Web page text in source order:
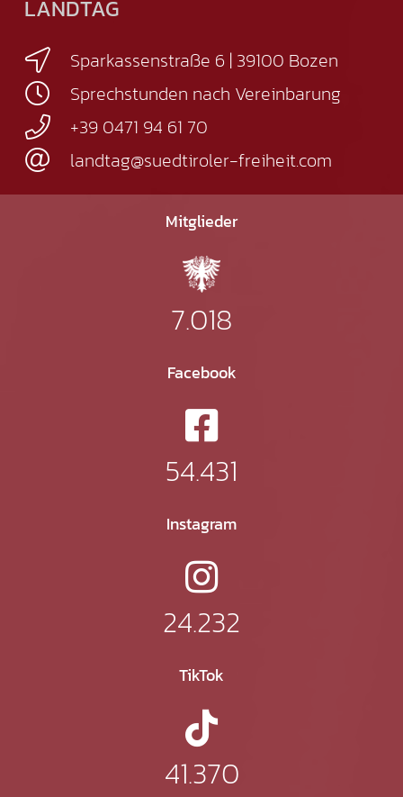
LANDTAG
Sparkassenstraße 6 | 39100 Bozen
Sprechstunden nach Vereinbarung
+39 0471 94 61 70
landtag@suedtiroler-freiheit.com
Mitglieder
7.018
Facebook
54.431
Instagram
24.232
TikTok
41.370